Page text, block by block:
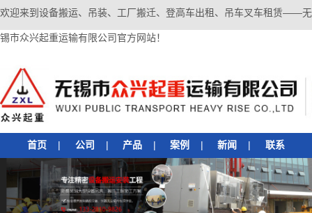
欢迎来到设备搬运、吊装、工厂搬迁、登高车出租、吊车叉车租赁——无
锡市众兴起重运输有限公司官方网站！
首页 | 公司 | 产品 | 案例 | 新闻 | 联系